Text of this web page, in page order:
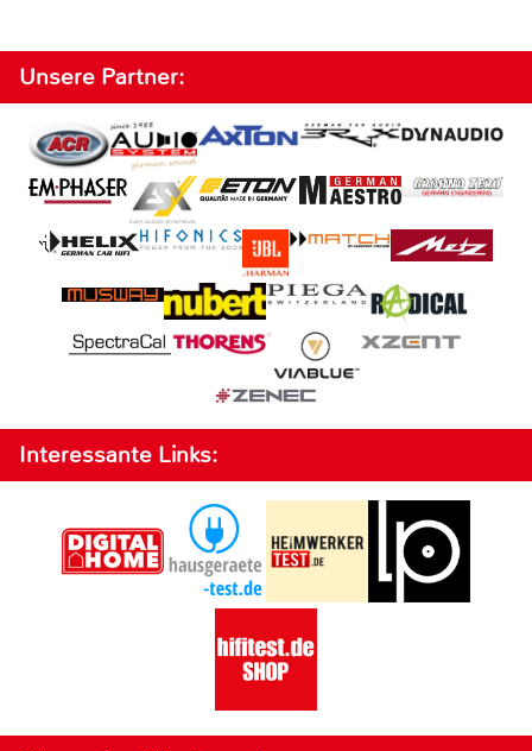
Unsere Partner:
Interessante Links: